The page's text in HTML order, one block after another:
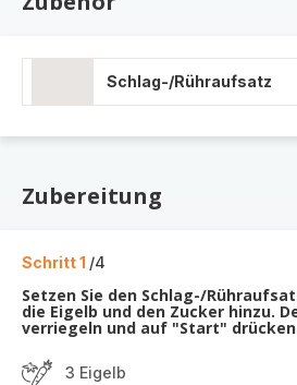
Schlag-/Rühraufsatz
Zubereitung
Schritt 1 /4
Setzen Sie den Schlag-/
die Eigelb und den Zucker hinzu.
verriegeln und auf "Start"
3 Eigelb